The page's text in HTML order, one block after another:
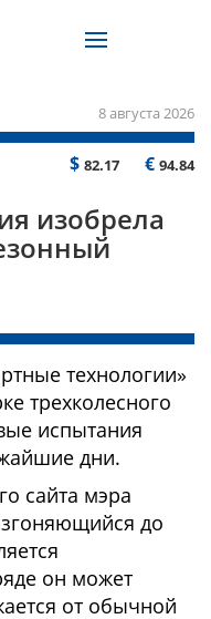
8 августа 2026
$ 82.17 € 94.84
изобрела
технологии»
трехколесного
испытания
дни.
сайта мэра
до
он может
от обычной